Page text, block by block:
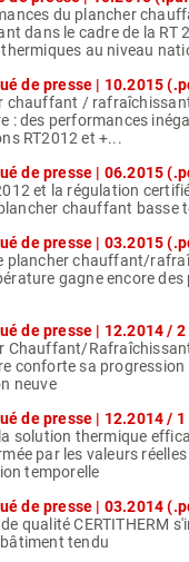
du plancher
dans le cadre de la RT
au niveau
de presse | 10.2015
chauffant /
: des performances
RT2012 et +...
de presse | 06.2015
et la régulation
chauffant basse
de presse | 03.2015
plancher chauffant/
gagne encore des
de presse | 12.2014 /
Chauffant/
conforte sa progression
neuve
de presse | 12.2014 /
la solution thermique
par les valeurs
temporelle
de presse | 03.2014
qualité CERTITHERM
tendu